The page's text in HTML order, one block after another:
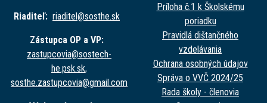
Riaditeľ: riaditel@sosthe.sk
Zástupca OP a VP:
zastupcovia@sostech-
he.psk.sk,
sosthe.zastupcovia@gmail.com
Príloha č.1 k Školskému
poriadku
Pravidlá dištančného
vzdelávania
Ochrana osobných údajov
Správa o VVČ 2024/25
Rada školy - členovia